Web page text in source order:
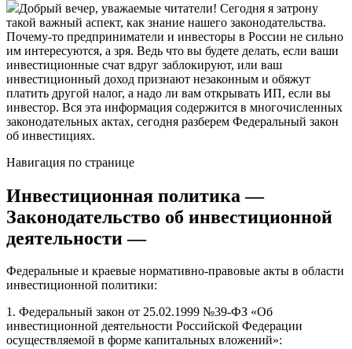
Добрый вечер, уважаемые читатели! Сегодня я затрону
такой важный аспект, как знание нашего законодательства.
Почему-то предприниматели и инвесторы в России не сильно
им интересуются, а зря. Ведь что вы будете делать, если ваши
инвестиционные счат вдруг заблокируют, или ваш
инвестиционный доход признают незаконным и обяжут
платить другой налог, а надо ли вам открывать ИП, если вы
инвестор. Вся эта информация содержится в многочисленных
законодательных актах, сегодня разберем Федеральный закон
об инвестициях.
Навигация по странице
Инвестиционная политика —
Законодательство об инвестиционной
деятельности —
​Федеральные и краевые нормативно-правовые акты в области
инвестиционной политики:
1. Федеральный закон от 25.02.1999 №39-ФЗ «Об
инвестиционной деятельности Российской Федерации
осуществляемой в форме капитальных вложений»: